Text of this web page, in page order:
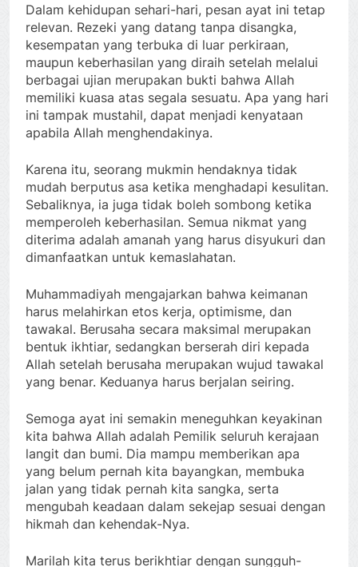
Dalam kehidupan sehari-hari, pesan ayat ini tetap
relevan. Rezeki yang datang tanpa disangka,
kesempatan yang terbuka di luar perkiraan,
maupun keberhasilan yang diraih setelah melalui
berbagai ujian merupakan bukti bahwa Allah
memiliki kuasa atas segala sesuatu. Apa yang hari
ini tampak mustahil, dapat menjadi kenyataan
apabila Allah menghendakinya.
Karena itu, seorang mukmin hendaknya tidak
mudah berputus asa ketika menghadapi kesulitan.
Sebaliknya, ia juga tidak boleh sombong ketika
memperoleh keberhasilan. Semua nikmat yang
diterima adalah amanah yang harus disyukuri dan
dimanfaatkan untuk kemaslahatan.
Muhammadiyah mengajarkan bahwa keimanan
harus melahirkan etos kerja, optimisme, dan
tawakal. Berusaha secara maksimal merupakan
bentuk ikhtiar, sedangkan berserah diri kepada
Allah setelah berusaha merupakan wujud tawakal
yang benar. Keduanya harus berjalan seiring.
Semoga ayat ini semakin meneguhkan keyakinan
kita bahwa Allah adalah Pemilik seluruh kerajaan
langit dan bumi. Dia mampu memberikan apa
yang belum pernah kita bayangkan, membuka
jalan yang tidak pernah kita sangka, serta
mengubah keadaan dalam sekejap sesuai dengan
hikmah dan kehendak-Nya.
Marilah kita terus berikhtiar dengan sungguh-